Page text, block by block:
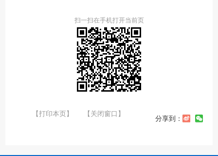
扫一扫在手机打开当前页
【打印本页】 【关闭窗口】 分享到：